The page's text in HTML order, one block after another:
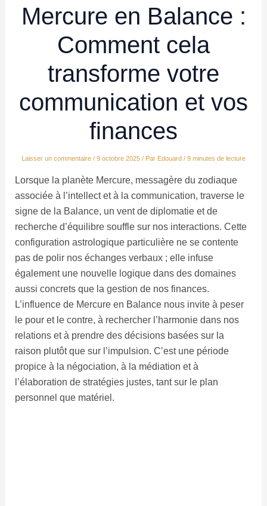
Mercure en Balance :
Comment cela
transforme votre
communication et vos
finances
Laisser un commentaire / 9 octobre 2025 / Par Edouard / 9 minutes de lecture
Lorsque la planète Mercure, messagère du zodiaque
associée à l’intellect et à la communication, traverse le
signe de la Balance, un vent de diplomatie et de
recherche d’équilibre souffle sur nos interactions. Cette
configuration astrologique particulière ne se contente
pas de polir nos échanges verbaux ; elle infuse
également une nouvelle logique dans des domaines
aussi concrets que la gestion de nos finances.
L’influence de Mercure en Balance nous invite à peser
le pour et le contre, à rechercher l’harmonie dans nos
relations et à prendre des décisions basées sur la
raison plutôt que sur l’impulsion. C’est une période
propice à la négociation, à la médiation et à
l’élaboration de stratégies justes, tant sur le plan
personnel que matériel.